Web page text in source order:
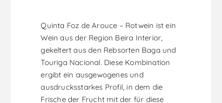
Quinta Foz de Arouce – Rotwein ist ein
Wein aus der Region Beira Interior,
gekeltert aus den Rebsorten Baga und
Touriga Nacional. Diese Kombination
ergibt ein ausgewogenes und
ausdrucksstarkes Profil, in dem die
Frische der Frucht mit der für diese